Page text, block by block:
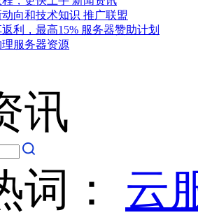
向和技术知识 推广联盟
利，最高15% 服务器赞助计划
服务器资源
讯
词： 云